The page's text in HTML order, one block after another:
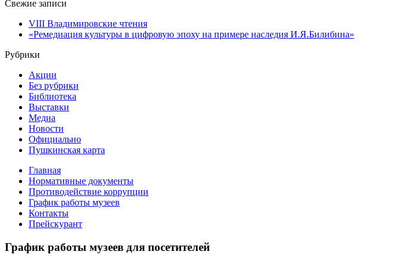
Свежие записи
VIII Владимировские чтения
«Ремедиация культуры в цифровую эпоху на примере наследия И.Я.Билибина»
Рубрики
Акции
Без рубрики
Библиотека
Выставки
Медиа
Новости
Официально
Пушкинская карта
Главная
Нормативные документы
Противодействие коррупции
График работы музеев
Контакты
Прейскурант
График работы музеев для посетителей